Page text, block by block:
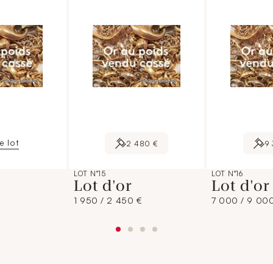
lot 2 480 €
LOT N°15
Lot d'or
1 950 / 2 450 €
9
LOT N°16
Lot d'or
7 000 / 9